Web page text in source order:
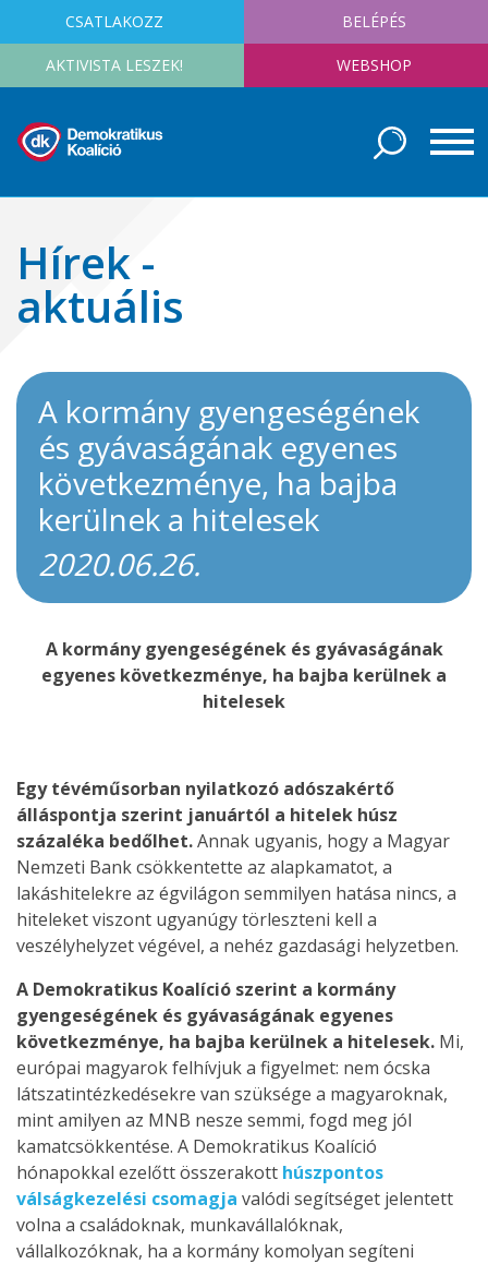
CSATLAKOZZ BELÉPÉS
AKTIVISTA LESZEK! WEBSHOP
Hírek -
aktuális
A kormány gyengeségének
és gyávaságának egyenes
következménye, ha bajba
kerülnek a hitelesek
2020.06.26.
A kormány gyengeségének és gyávaságának
egyenes következménye, ha bajba kerülnek a
hitelesek
Egy tévéműsorban nyilatkozó adószakértő
álláspontja szerint januártól a hitelek húsz
százaléka bedőlhet.Annak ugyanis, hogy a Magyar
Nemzeti Bank csökkentette az alapkamatot, a
lakáshitelekre az égvilágon semmilyen hatása nincs, a
hiteleket viszont ugyanúgy törleszteni kell a
veszélyhelyzet végével, a nehéz gazdasági helyzetben.
A Demokratikus Koalíció szerint a kormány
gyengeségének és gyávaságának egyenes
következménye, ha bajba kerülnek a hitelesek. Mi,
európai magyarok felhívjuk a figyelmet: nem ócska
látszatintézkedésekre van szüksége a magyaroknak,
mint amilyen az MNB nesze semmi, fogd meg jól
kamatcsökkentése. A Demokratikus Koalíció
hónapokkal ezelőtt összerakott húszpontos
válságkezelési csomagja valódi segítséget jelentett
volna a családoknak, munkavállalóknak,
vállalkozóknak, ha a kormány komolyan segíteni